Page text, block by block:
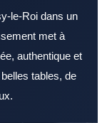
le-Roi dans un
met à
authentique et
tables, de